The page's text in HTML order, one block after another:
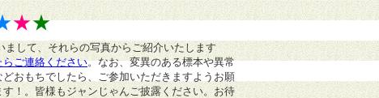
★★
して、それらの写真からご紹介いたします
ご連絡ください。なお、変異のある標本や異常
おもちでしたら、ご参加いただきますようお願
！。皆様もジャンじゃんご披露ください。お待